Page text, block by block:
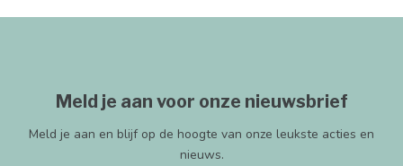
Meld je aan voor onze nieuwsbrief
Meld je aan en blijf op de hoogte van onze leukste acties en
nieuws.